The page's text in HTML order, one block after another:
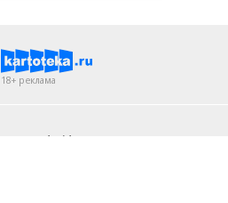
18+ реклама
Android